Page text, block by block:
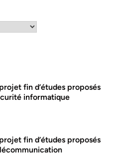
fin d’études proposés
informatique
fin d’études proposés